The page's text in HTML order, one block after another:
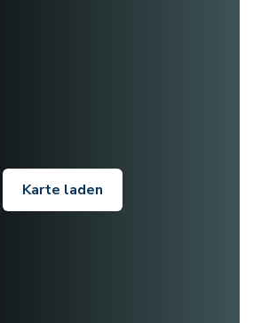
Karte laden